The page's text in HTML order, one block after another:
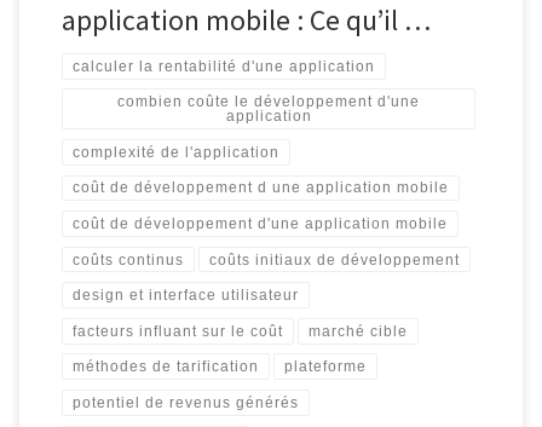
application mobile : Ce qu’il …
calculer la rentabilité d'une application
combien coûte le développement d'une
application
complexité de l'application
coût de développement d une application mobile
coût de développement d'une application mobile
coûts continus coûts initiaux de développement
design et interface utilisateur
facteurs influant sur le coût marché cible
méthodes de tarification plateforme
potentiel de revenus générés